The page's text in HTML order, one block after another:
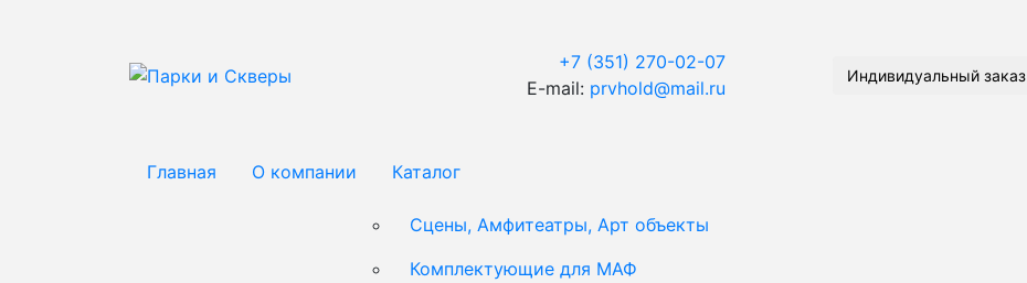
+7 (351) 270-02-07
E-mail: prvhold@mail.ru
Индивидуальный заказ
Главная
О компании Каталог
Сцены, Амфитеатры, Арт объекты
Комплектующие для МАФ